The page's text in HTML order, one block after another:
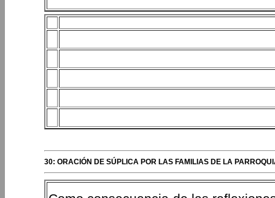
30: ORACIÓN DE SÚPLICA POR LAS FAMILIAS DE LA